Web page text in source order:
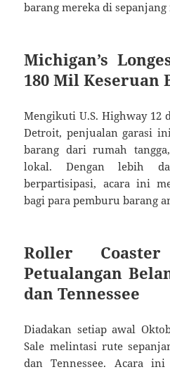
barang mereka di sepanjang
Michigan’s
180 Mil Keseruan
Mengikuti U.S. Highway 12
Detroit, penjualan garasi
barang dari rumah
lokal.
Dengan lebih
berpartisipasi, acara ini
bagi para pemburu barang
Roller
Petualangan
dan Tennessee
Diadakan setiap awal
Sale melintasi rute
dan Tennessee.
Acara ini